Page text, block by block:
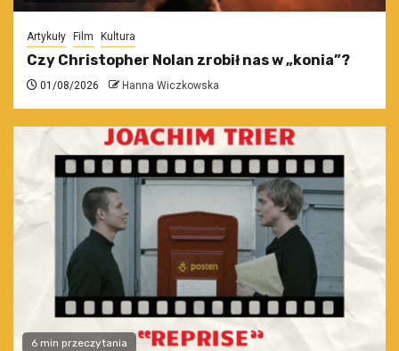
Artykuły Film Kultura
Czy Christopher Nolan zrobił nas w „konia”?
01/08/2026 Hanna Wiczkowska
6 min przeczytania